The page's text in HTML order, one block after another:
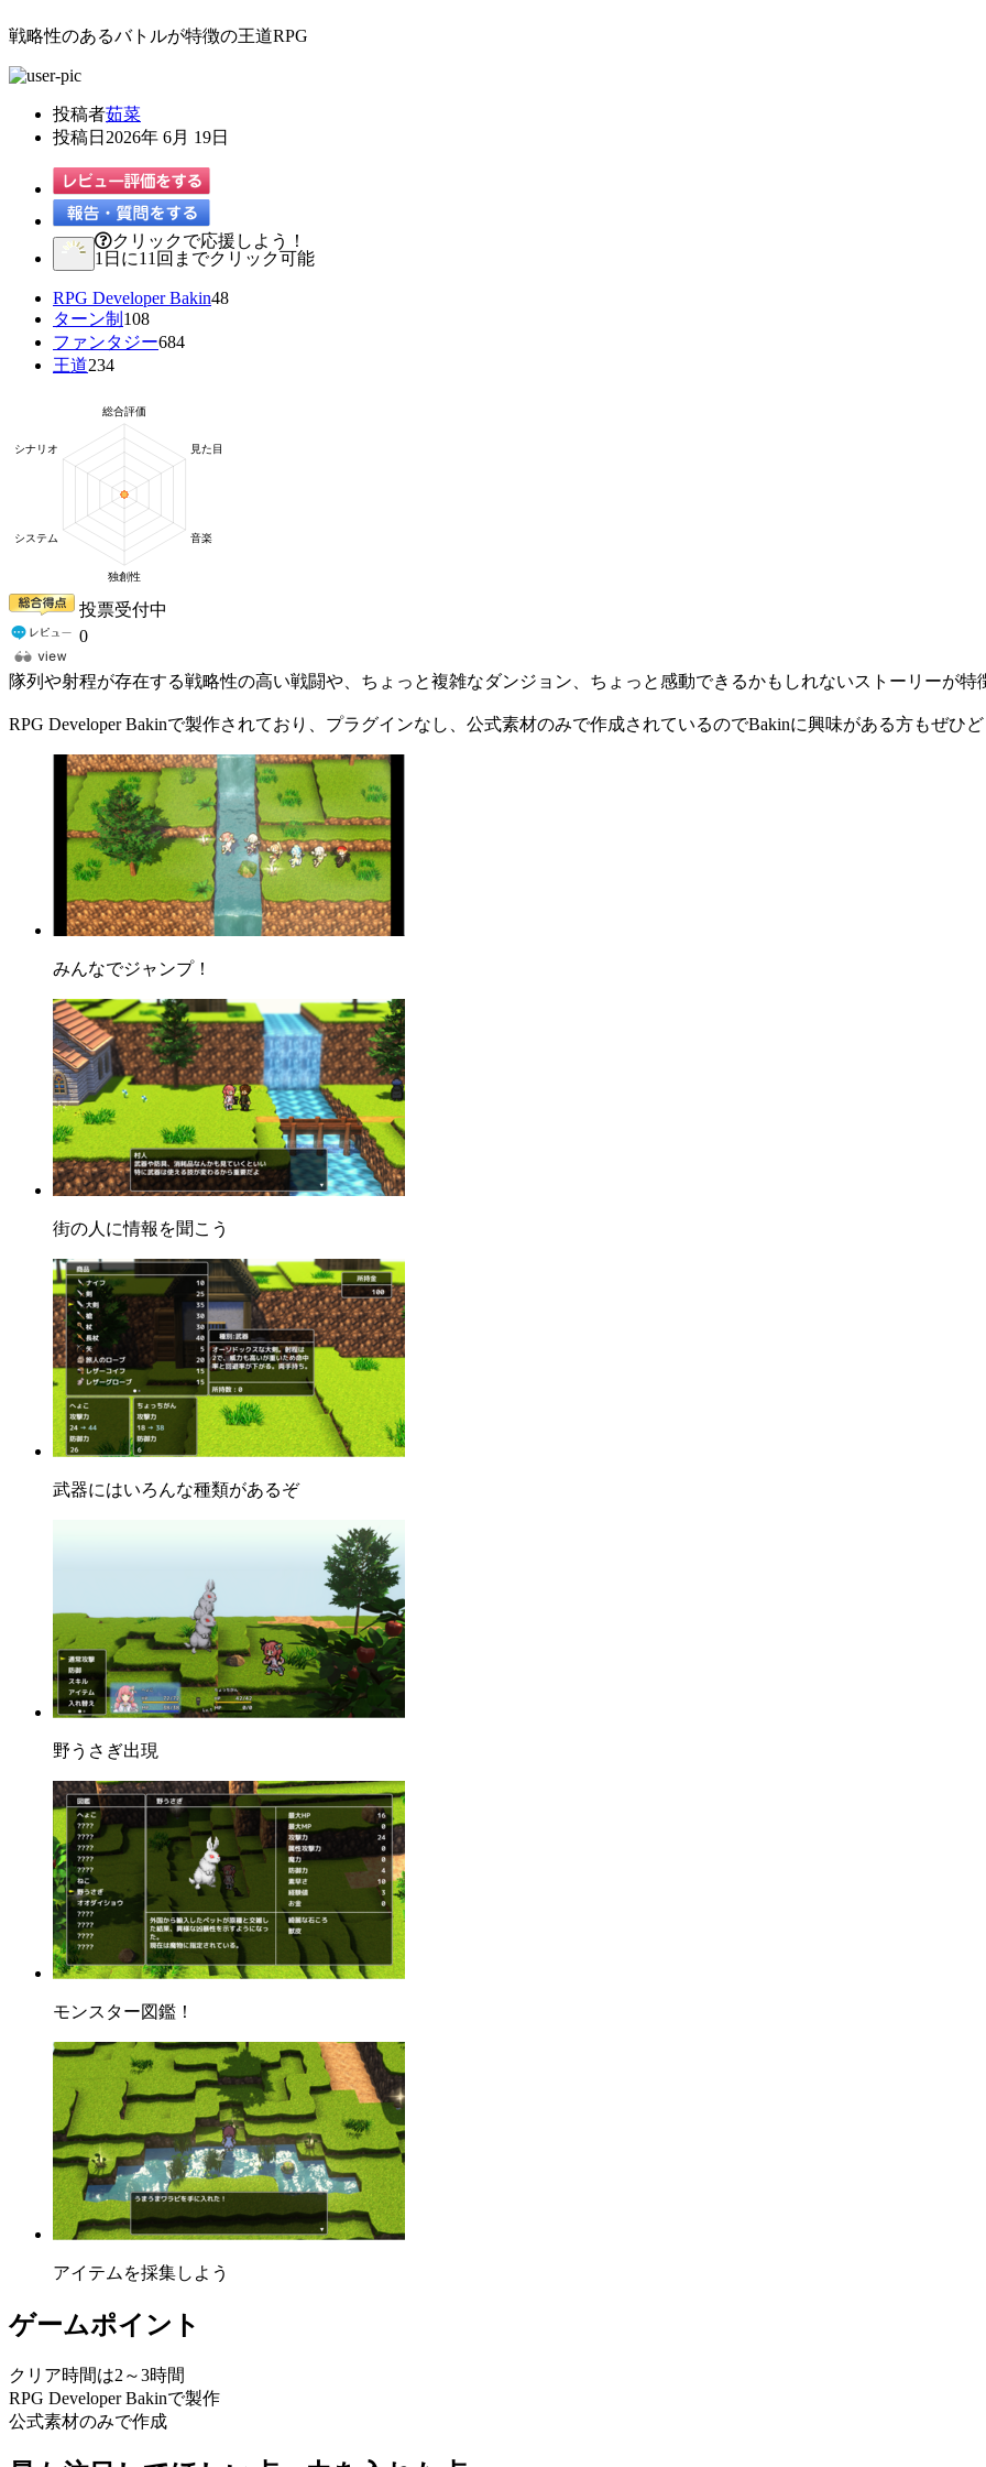
戦略性のあるバトルが特徴の王道RPG
投稿者茹菜
投稿日 2026年 6月 19日
クリックで応援しよう！
1日に11回までクリック可能
RPG Developer Bakin48
ターン制 108
ファンタジー684
王道234
投票受付中
0
隊列や射程が存在する戦略性の高い戦闘や、ちょっと複雑なダンジョン、ちょっと感動できるかもしれないストーリーが特
RPG Developer Bakinで製作されており、プラグインなし、公式素材のみで作成されているのでBakinに興味がある方もぜひど
みんなでジャンプ！
街の人に情報を聞こう
武器にはいろんな種類があるぞ
野うさぎ出現
モンスター図鑑！
アイテムを採集しよう
ゲームポイント
クリア時間は2～3時間
RPG Developer Bakinで製作
公式素材のみで作成